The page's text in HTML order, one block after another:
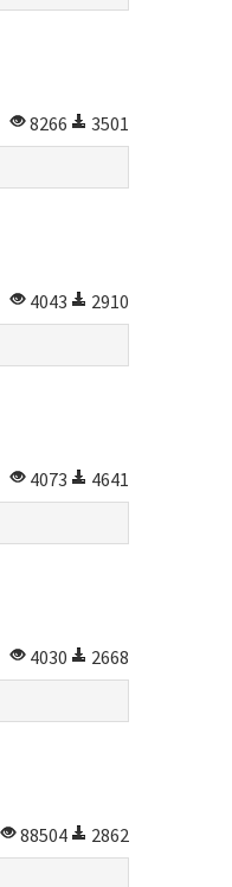
8266
3501
4043
2910
4073
4641
4030
2668
88504
2862